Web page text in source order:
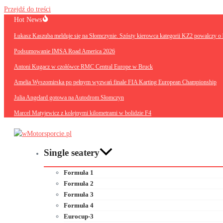
Przejdź do treści
Hot News
Łukasz Kaszuba melduje się na Słomczynie. Szósty kierowca kategorii KZ2 powalczy
Podsumowanie IMSA Road America 2026
Antoni Kugacz w czołówce RMC Central Europe w Bruck
Amelia Wyszomirska po pełnym wyzwań finale FIA Karting European Championship
Julia Angelard gotowa na Autodrom Słomczyn
Marcel Matyjewicz z kolejnymi kilometrami w bolidzie F4
Single seatery
Formuła 1
Formuła 2
Formuła 3
Formuła 4
Eurocup-3